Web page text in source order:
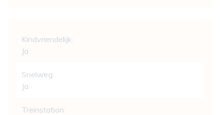
Kindvriendelijk:
Ja
Snelweg:
Ja
Treinstation: